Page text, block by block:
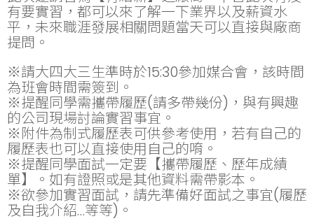
有要實習，都可以來了解一下業界以及薪資水
平，未來職涯發展相關問題當天可以直接與廠商
提問。
※請大四大三生準時於15:30參加媒合會，該時間
為班會時間需簽到。
※提醒同學需攜帶履歷(請多帶幾份)，與有興趣
的公司現場討論實習事宜。
※附件為制式履歷表可供參考使用，若有自己的
履歷表也可以直接使用自己的唷。
※提醒同學面試一定要【攜帶履歷、歷年成績
單】。如有證照或是其他資料需帶影本。
※欲參加實習面試，請先準備好面試之事宜(履歷
及自我介紹…等等)。